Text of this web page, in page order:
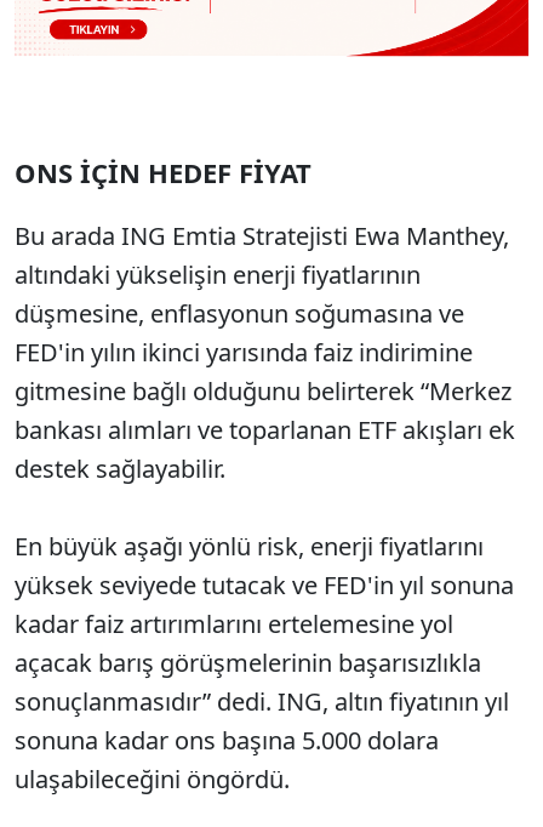
ONS İÇİN HEDEF FİYAT
Bu arada ING Emtia Stratejisti Ewa Manthey,
altındaki yükselişin enerji fiyatlarının
düşmesine, enflasyonun soğumasına ve
FED'in yılın ikinci yarısında faiz indirimine
gitmesine bağlı olduğunu belirterek “Merkez
bankası alımları ve toparlanan ETF akışları ek
destek sağlayabilir.
En büyük aşağı yönlü risk, enerji fiyatlarını
yüksek seviyede tutacak ve FED'in yıl sonuna
kadar faiz artırımlarını ertelemesine yol
açacak barış görüşmelerinin başarısızlıkla
sonuçlanmasıdır” dedi. ING, altın fiyatının yıl
sonuna kadar ons başına 5.000 dolara
ulaşabileceğini öngördü.